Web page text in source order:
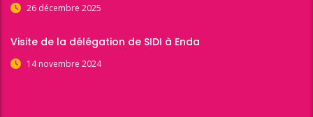
26 décembre 2025
Visite de la délégation de SIDI à Enda
14 novembre 2024